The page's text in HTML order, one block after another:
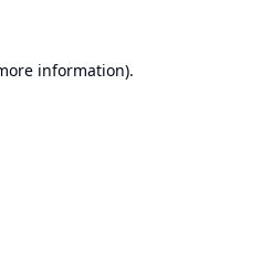
information).